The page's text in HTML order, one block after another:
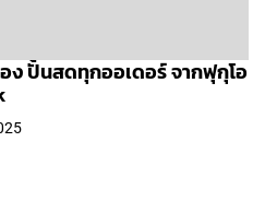
ง ปั้นสดทุกออเดอร์ จากฟุกุโอ